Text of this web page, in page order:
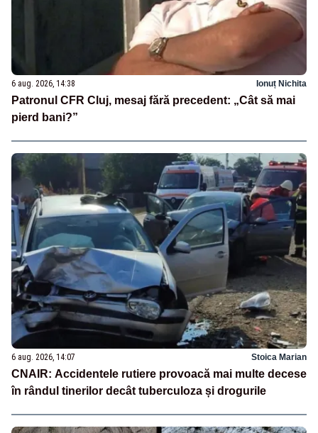
6 aug. 2026, 14:38 Ionuț Nichita
Patronul CFR Cluj, mesaj fără precedent: „Cât să mai
pierd bani?”
6 aug. 2026, 14:07 Stoica Marian
CNAIR: Accidentele rutiere provoacă mai multe decese
în rândul tinerilor decât tuberculoza și drogurile